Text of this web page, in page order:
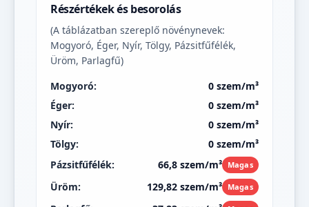
Részértékek és besorolás
(A táblázatban szereplő növénynevek:
Mogyoró, Éger, Nyír, Tölgy, Pázsitfűfélék,
Üröm, Parlagfű)
Mogyoró:
0 szem/m³
Éger:
0 szem/m³
Nyír:
0 szem/m³
Tölgy:
0 szem/m³
Pázsitfűfélék:
66,8 szem/m³ Magas
Üröm: 129,82 szem/m³ Magas